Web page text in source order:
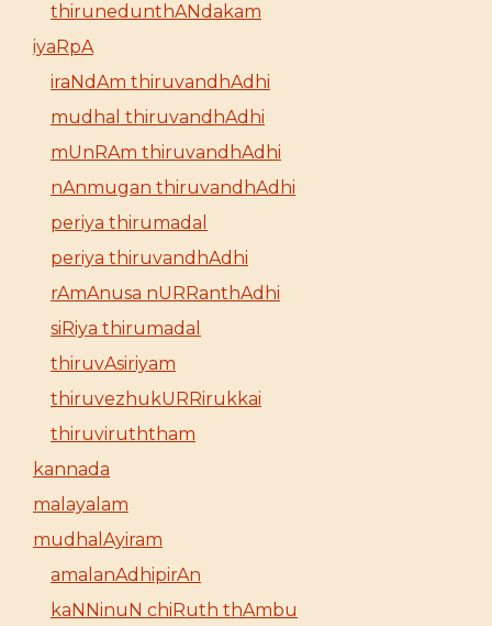
thirunedunthANdakam
iyaRpA
iraNdAm thiruvandhAdhi
mudhal thiruvandhAdhi
mUnRAm thiruvandhAdhi
nAnmugan thiruvandhAdhi
periya thirumadal
periya thiruvandhAdhi
rAmAnusa nURRanthAdhi
siRiya thirumadal
thiruvAsiriyam
thiruvezhukURRirukkai
thiruviruththam
kannada
malayalam
mudhalAyiram
amalanAdhipirAn
kaNNinuN chiRuth thAmbu